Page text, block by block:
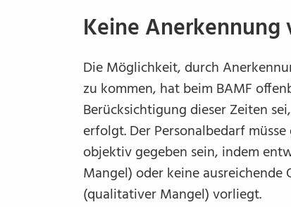
Keine
Die Möglichkeit, durch
zu kommen, hat beim BAMF
Berücksichtigung dieser Zeiten
erfolgt. Der Personalbedarf
objektiv gegeben sein, indem
Mangel) oder keine
(qualitativer Mangel) vorliegt.